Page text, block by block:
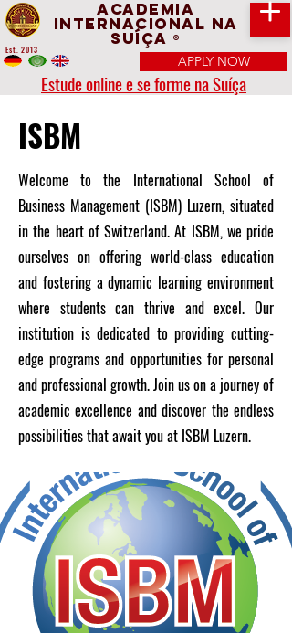
Academia
Internacional na
Suíça ®
APPLY NOW
Estude online e se forme na Suíça
Est. 2013
ISBM
Welcome to the International School of
Business Management (ISBM) Luzern, situated
in the heart of Switzerland. At ISBM, we pride
ourselves on offering world-class education
and fostering a dynamic learning environment
where students can thrive and excel. Our
institution is dedicated to providing cutting-
edge programs and opportunities for personal
and professional growth. Join us on a journey of
academic excellence and discover the endless
possibilities that await you at ISBM Luzern.